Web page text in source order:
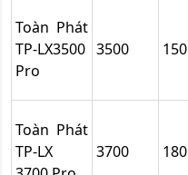
Toàn Phát
TP-LX3500
Pro
3500 150
Toàn Phát
TP-LX
3700 180